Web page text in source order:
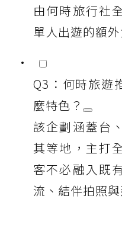
由何時旅行社
單人出遊的額外
Q3：何時旅遊
麼特色？
該企劃涵蓋台
其等地，主打
客不必融入既
流、結伴拍照